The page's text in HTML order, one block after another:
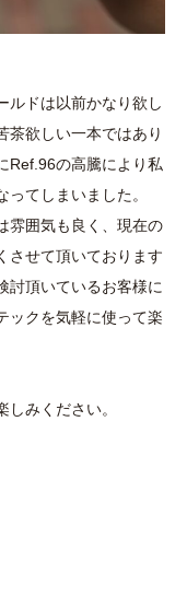
ルドは以前かなり欲し
茶欲しい一本ではあり
Ref.96の高騰により私
てしまいました。
雰囲気も良く、現在の
させて頂いております
討頂いているお客様に
ックを気軽に使って楽
みください。